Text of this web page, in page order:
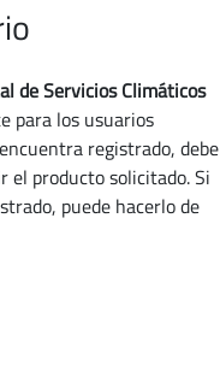
de Servicios Climáticos
para los usuarios
registrado, debe
el producto solicitado. Si
puede hacerlo de